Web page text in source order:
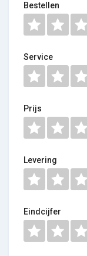
Bestellen
Service
Prijs
Levering
Eindcijfer